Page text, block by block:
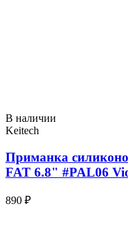
В наличии
Keitech
Приманка
FAT 6.8" #PAL06
890 ₽